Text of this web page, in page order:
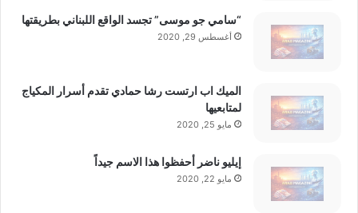
“سامي جو موسى” تجسد الواقع اللبناني بطريقتها
أغسطس 29, 2020
الميك اب ارتست رشا حمادي تقدم أسرار المكياج
لمتابعيها
مايو 25, 2020
إيليو ناضر أحفظوا هذا الاسم جيداً
مايو 22, 2020